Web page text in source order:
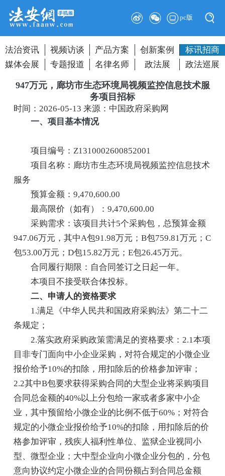
pc版
法治资讯 视频访谈 产品方案 创新案例
标讯招商
媒体会展
专题报道 名律名师 政法展 政法巡展
947万元，廊坊市生态环境局视频监控信息技术服
务项目招标
时间：2026-05-13来源：中国政府采购网
一、项目基本情况
项目编号：Z1310002600852001
项目名称：廊坊市生态环境局视频监控信息技术
服务
预算金额：9,470,600.00
最高限价（如有）：9,470,600.00
采购需求：该项目共计5个采购包，总预算金额
947.06万元，其中A包91.98万元；B包759.81万元；C
包53.00万元；D包15.82万元；E包26.45万元。
合同履行期限：自合同签订之日起一年。
本项目不接受联合体投标。
二、申请人的资格要求
1.满足《中华人民共和国政府采购法》第二十二
条规定；
2.落实政府采购政策需满足的资格要求：2.1本项
目非专门面向中小企业采购，对符合规定的小微企业
报价给予10%的扣除，用扣除后的价格参加评审；
2.2其中B包要求获得采购合同的大型企业将采购项目
合同总金额的40%以上分包给一家或者多家中小企
业，其中预留给小微企业的比例不低于60%；对符合
规定的小微企业报价给予10%的扣除，用扣除后的价
格参加评审，残疾人福利性单位、监狱企业视同小
型、微型企业；大中型企业向小微企业分包的，分包
意向协议约定小微企业的合同份额占到合同总金额